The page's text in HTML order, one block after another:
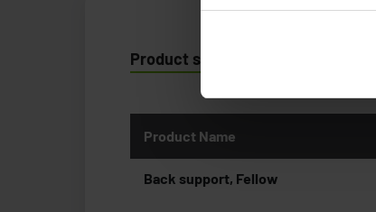
Product specificatie
Product Name
Back support, Fellow